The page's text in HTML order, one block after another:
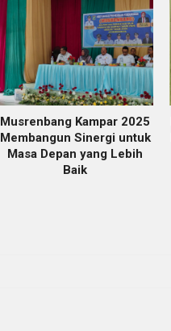
Musrenbang Kampar 2025
Membangun Sinergi untuk
Masa Depan yang Lebih
Baik